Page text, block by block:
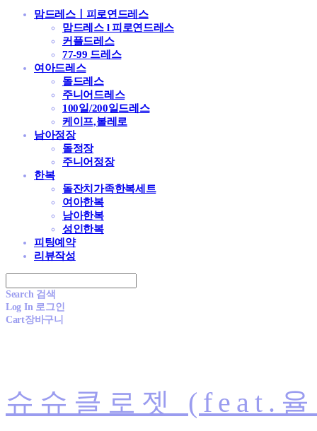
맘드레스ㅣ피로연드레스
맘드레스 l 피로연드레스
커플드레스
77-99 드레스
여아드레스
돌드레스
주니어드레스
100일/200일드레스
케이프,볼레로
남아정장
돌정장
주니어정장
한복
돌잔치가족한복세트
여아한복
남아한복
성인한복
피팅예약
리뷰작성
Search 검색
Log In 로그인
Cart장바구니
슈슈클로젯 (feat.